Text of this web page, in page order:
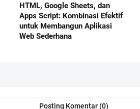
HTML, Google Sheets, dan
Apps Script: Kombinasi Efektif
untuk Membangun Aplikasi
Web Sederhana
Posting Komentar (0)